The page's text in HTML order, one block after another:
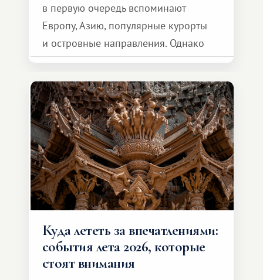
в первую очередь вспоминают
Европу, Азию, популярные курорты
и островные направления. Однако
возможности обменной системы
значительно шире. Среди них есть
и Африка — континент, который
способен подарить совершенно иной
формат путешествия.
Куда лететь за впечатлениями:
события лета 2026, которые
стоят внимания